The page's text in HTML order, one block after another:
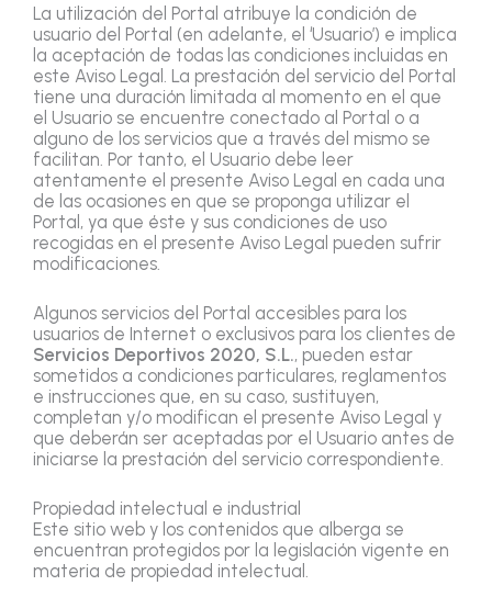
La utilización del Portal atribuye la condición de
usuario del Portal (en adelante, el ‘Usuario’) e implica
la aceptación de todas las condiciones incluidas en
este Aviso Legal. La prestación del servicio del Portal
tiene una duración limitada al momento en el que
el Usuario se encuentre conectado al Portal o a
alguno de los servicios que a través del mismo se
facilitan. Por tanto, el Usuario debe leer
atentamente el presente Aviso Legal en cada una
de las ocasiones en que se proponga utilizar el
Portal, ya que éste y sus condiciones de uso
recogidas en el presente Aviso Legal pueden sufrir
modificaciones.
Algunos servicios del Portal accesibles para los
usuarios de Internet o exclusivos para los clientes de
Servicios Deportivos 2020, S.L., pueden estar
sometidos a condiciones particulares, reglamentos
e instrucciones que, en su caso, sustituyen,
completan y/o modifican el presente Aviso Legal y
que deberán ser aceptadas por el Usuario antes de
iniciarse la prestación del servicio correspondiente.
Propiedad intelectual e industrial
Este sitio web y los contenidos que alberga se
encuentran protegidos por la legislación vigente en
materia de propiedad intelectual.